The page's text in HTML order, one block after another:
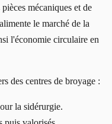
mécaniques et de
le marché de la
l'économie circulaire en
des centres de broyage :
la sidérurgie.